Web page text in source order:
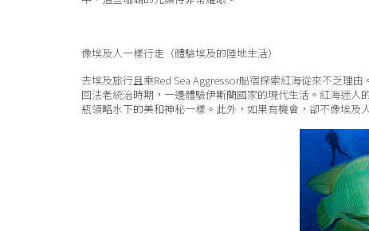
像埃及人一樣行走（體驗埃及的陸地生活）
去埃及旅行且乘Red Sea Aggressor船宿探索紅海從來不乏理
回法老統治時期，一邊體驗伊斯蘭國家的現代生活。紅海迷
瓶領略水下的美和神秘一樣。此外，如果有機會，卻不像埃及